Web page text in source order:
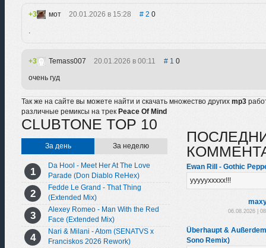
3 мот 20.01.2026 в 15:28 2 0
.
3 Temass007 20.01.2026 в 00:11 1 0
очень гуд
Так же на сайте вы можете найти и скачать множество других mp3
различные ремиксы на трек Peace Of Mind
CLUBTONE TOP 10
За день За неделю
Da Hool - Meet Her At The Love
Parade (Don Diablo ReHex)
Fedde Le Grand - That Thing
(Extended Mix)
Alexey Romeo - Man With the Red
Face (Extended Mix)
Nari & Milani - Atom (SENATVS x
Franciskos 2026 Rework)
Ewan Rill - Gothic
уууууххххх!!!
06.08.2026 |
Überhaupt &
Sono Remix)